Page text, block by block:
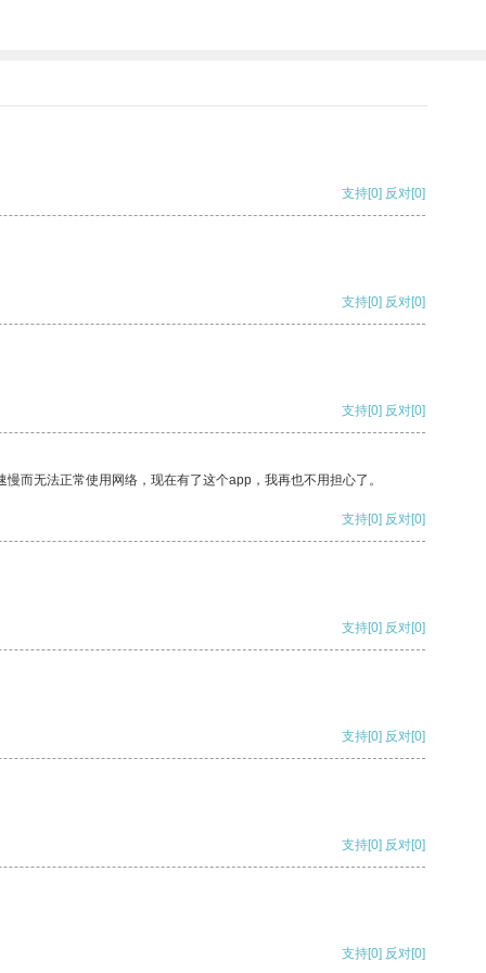
支持[0] 反对[0]
支持[0] 反对[0]
支持[0] 反对[0]
而无法正常使用网络，现在有了这个app，我再也不用担心了。
支持[0] 反对[0]
支持[0] 反对[0]
支持[0] 反对[0]
支持[0] 反对[0]
支持[0] 反对[0]